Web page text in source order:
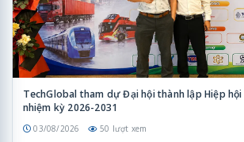
TechGlobal tham dự Đại hội thành lập Hiệp hội
nhiệm kỳ 2026-2031
03/08/2026 50 lượt xem